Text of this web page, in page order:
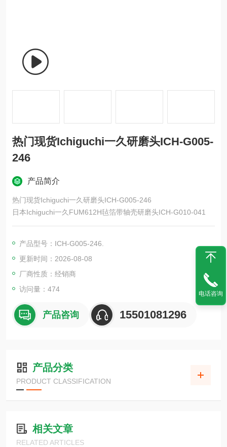
热门现货Ichiguchi一久研磨头ICH-G005-
246
产品简介
热门现货Ichiguchi一久研磨头ICH-G005-246
日本Ichiguchi一久FUM612H毡箔带轴壳研磨头ICH-G010-041
产品型号：ICH-G005-246.
更新时间：2026-08-08
厂商性质：经销商
访问量：474
产品咨询 15501081296
产品分类
PRODUCT CLASSIFICATION
相关文章
RELATED ARTICLES
电话咨询